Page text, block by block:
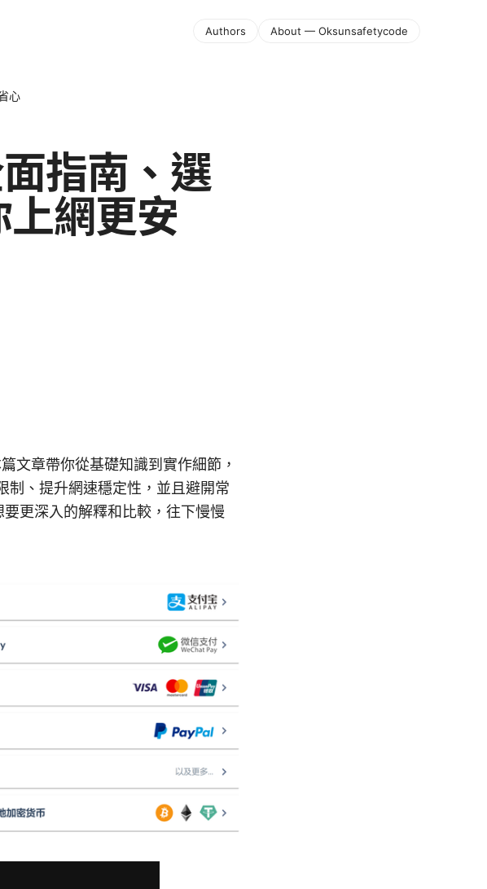
Authors About — Oksunsafetycode
心
指南、選
網更安
文章帶你從基礎知識到實作細節，
制、提升網速穩定性，並且避開常
更深入的解釋和比較，往下慢慢